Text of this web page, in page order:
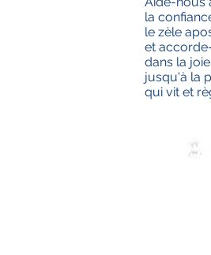
la
le zèle
et
dans la
jusqu'à la
qui vit et